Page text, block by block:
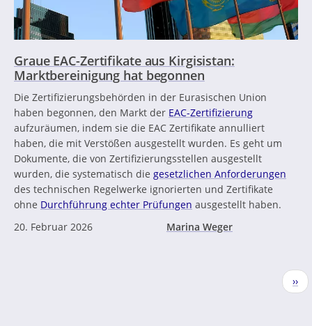
Graue EAC-Zertifikate aus Kirgisistan:
Marktbereinigung hat begonnen
Die Zertifizierungsbehörden in der Eurasischen Union
haben begonnen, den Markt der EAC-Zertifizierung
aufzuräumen, indem sie die EAC Zertifikate annulliert
haben, die mit Verstößen ausgestellt wurden. Es geht um
Dokumente, die von Zertifizierungsstellen ausgestellt
wurden, die systematisch die gesetzlichen Anforderungen
des technischen Regelwerke ignorierten und Zertifikate
ohne Durchführung echter Prüfungen ausgestellt haben.
20. Februar 2026
Marina Weger
››